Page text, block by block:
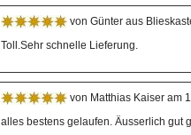
von Günter aus
Toll.Sehr schnelle Lieferung.
von Matthias Kaiser am
alles bestens gelaufen. Äusserlich gut